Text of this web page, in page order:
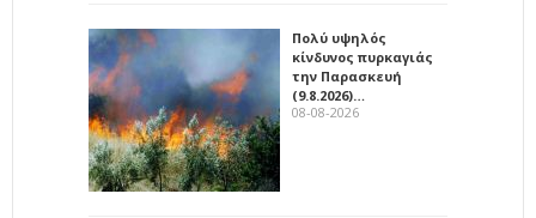
Πολύ υψηλός
κίνδυνος πυρκαγιάς
την Παρασκευή
(9.8.2026)…
08-08-2026